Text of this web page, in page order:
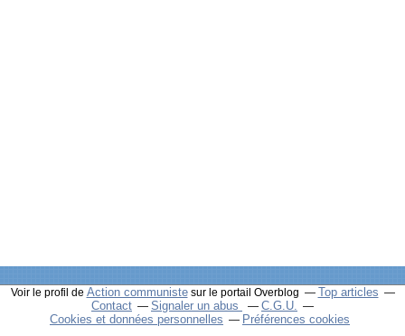
Voir le profil de Action communistesur le portail Overblog
Top articles
Contact
Signaler un abus
C.G.U.
Cookies et données personnelles
Préférences cookies